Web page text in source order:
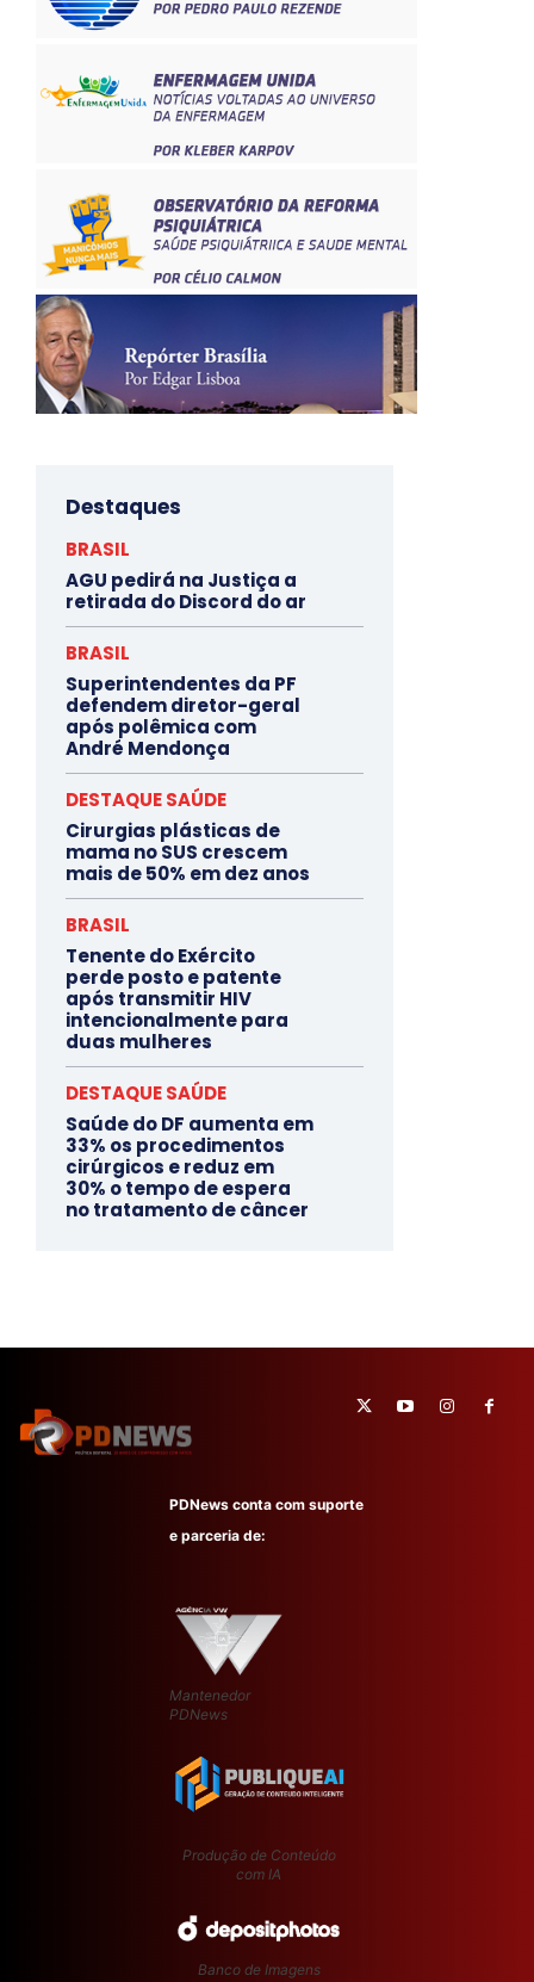
Destaques
BRASIL
AGU pedirá na Justiça a
retirada do Discord do ar
BRASIL
Superintendentes da PF
defendem diretor-geral
após polêmica com
André Mendonça
DESTAQUE SAÚDE
Cirurgias plásticas de
mama no SUS crescem
mais de 50% em dez anos
BRASIL
Tenente do Exército
perde posto e patente
após transmitir HIV
intencionalmente para
duas mulheres
DESTAQUE SAÚDE
Saúde do DF aumenta em
33% os procedimentos
cirúrgicos e reduz em
30% o tempo de espera
no tratamento de câncer
PDNews conta com suporte
e parceria de:
Mantenedor
PDNews
Produção de Conteúdo
com IA
Banco de Imagens